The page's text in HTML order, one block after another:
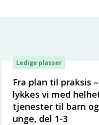
Ledige plasser
Fra plan til praksis
lykkes vi med
tjenester til barn og
unge, del 1-3